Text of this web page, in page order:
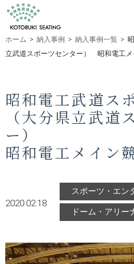
ホーム > 納入事例 > 納入事例一覧 >
立武道スポーツセンター） 昭和電工メ
昭和電工武道ス
（大分県立武道
ー）
昭和電工メイン
2020.02.18
スポーツ・エン
ドーム・アリー